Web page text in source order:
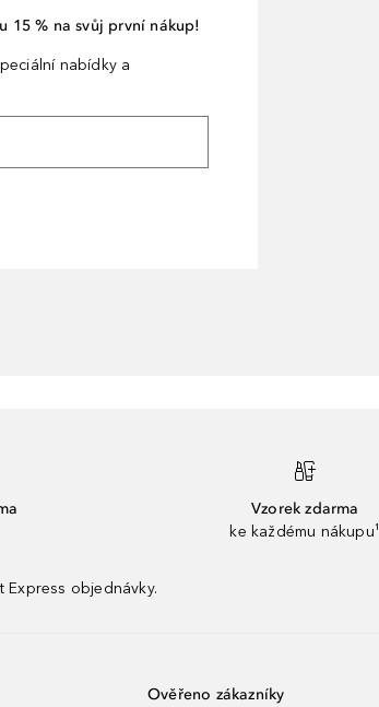
15 % na svůj první nákup!
nabídky a
Vzorek zdarma
ke každému nákupu¹
Express objednávky.
Ověřeno zákazníky